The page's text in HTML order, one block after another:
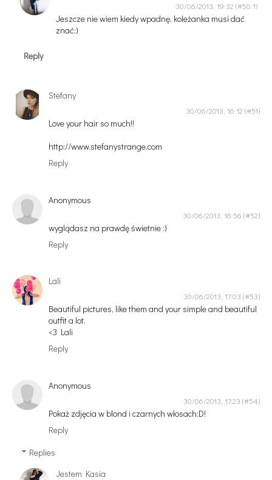
30/06/2013, 19:32
Jeszcze nie wiem kiedy wpadnę, koleżanka musi dać
znać:)
Reply
Stefany
30/06/2013, 16:12
Love your hair so much!!
http://www.stefanystrange.com
Reply
Anonymous
30/06/2013, 16:56
wyglądasz na prawdę świetnie :)
Reply
Lali
30/06/2013, 17:03
Beautiful pictures, like them and your simple and beautiful
outfit a lot.
<3 Lali
Reply
Anonymous
30/06/2013, 17:23
Pokaż zdjęcia w blond i czarnych włosach:D!
Reply
Replies
Jestem Kasia